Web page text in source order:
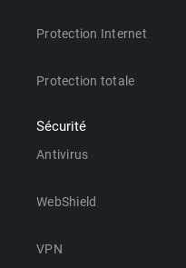
Protection Internet
Protection totale
Sécurité
Antivirus
WebShield
VPN